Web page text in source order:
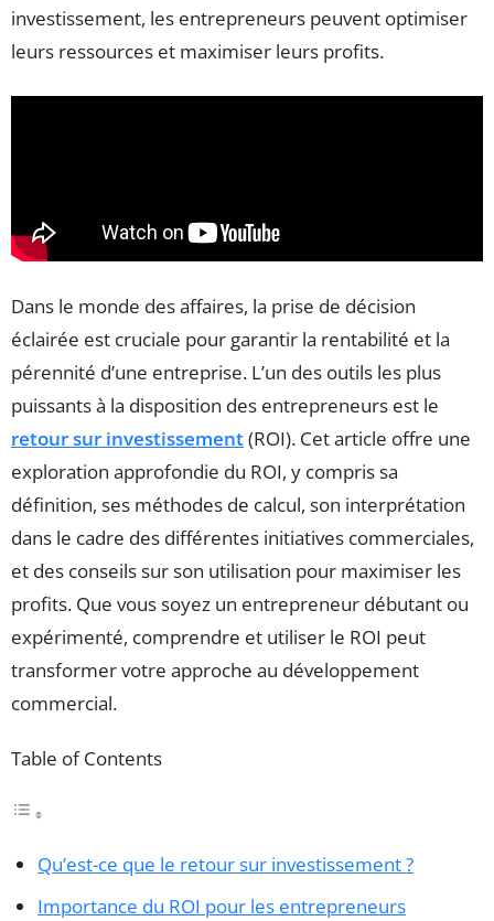
investissement, les entrepreneurs peuvent optimiser
leurs ressources et maximiser leurs profits.
Dans le monde des affaires, la prise de décision
éclairée est cruciale pour garantir la rentabilité et la
pérennité d’une entreprise. L’un des outils les plus
puissants à la disposition des entrepreneurs est le
retour sur investissement(ROI). Cet article offre une
exploration approfondie du ROI, y compris sa
définition, ses méthodes de calcul, son interprétation
dans le cadre des différentes initiatives commerciales,
et des conseils sur son utilisation pour maximiser les
profits. Que vous soyez un entrepreneur débutant ou
expérimenté, comprendre et utiliser le ROI peut
transformer votre approche au développement
commercial.
Table of Contents
Qu’est-ce que le retour sur investissement ?
Importance du ROI pour les entrepreneurs